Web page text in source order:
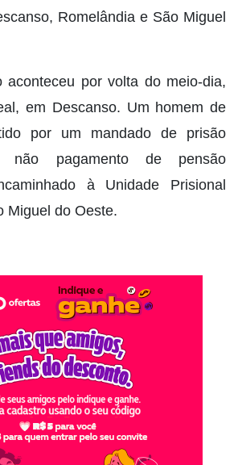
Romelândia e São Miguel
aconteceu por volta do meio-dia,
em Descanso. Um homem de
por um mandado de prisão
não pagamento de pensão
à Unidade Prisional
Miguel do Oeste.